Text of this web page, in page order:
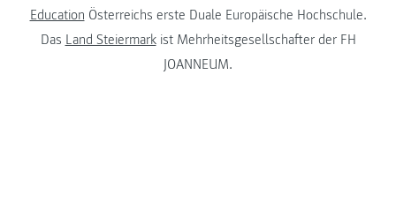
Education Österreichs erste Duale Europäische Hochschule.
Das Land Steiermarkist Mehrheitsgesellschafter der FH
JOANNEUM.